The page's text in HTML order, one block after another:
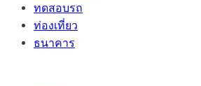
ทดสอบรถ
ท่องเที่ยว
ธนาคาร